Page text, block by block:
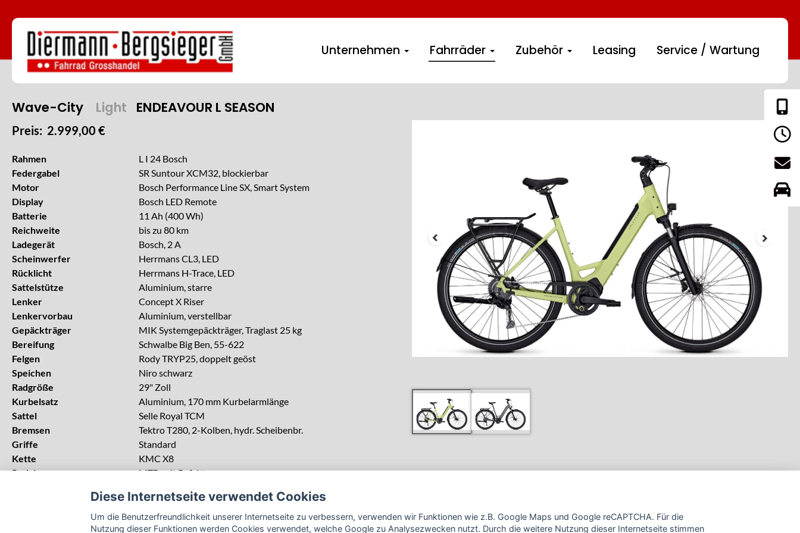
Unternehmen Fahrräder Zubehör Leasing Service / Wartung
Wave-City Light ENDEAVOUR L SEASON
Preis: 2.999,00 €
Rahmen
L I 24 Bosch
Federgabel
SR Suntour XCM32, blockierbar
Motor
Bosch Performance Line SX, Smart System
Display
Bosch LED Remote
Batterie
11 Ah (400 Wh)
Reichweite
bis zu 80 km
Ladegerät
Bosch, 2 A
Scheinwerfer
Herrmans CL3, LED
Rücklicht
Herrmans H-Trace, LED
Sattelstütze
Aluminium, starre
Lenker
Concept X Riser
Lenkervorbau
Aluminium, verstellbar
Gepäckträger
MIK Systemgepäckträger, Traglast 25 kg
Bereifung
Schwalbe Big Ben, 55-622
Felgen
Rody TRYP25, doppelt geöst
Speichen
Niro schwarz
Radgröße
29" Zoll
Kurbelsatz
Aluminium, 170 mm Kurbelarmlänge
Sattel
Selle Royal TCM
Bremsen
Tektro T280, 2-Kolben, hydr. Scheibenbr.
Griffe
Standard
Kette
KMC X8
Pedalen
MTB, mit Refektor
9 Gg. Kettenschaltung, Shimano Cues
zul. Gesamtgewicht
130 kg
50 cm, 55 cm, 60 cm
Diese Internetseite verwendet Cookies
Um die Benutzerfreundlichkeit unserer Internetseite zu verbessern, verwenden wir Funktionen wie z.B. Google Maps und Google reCAPTCHA. Für die
Nutzung dieser Funktionen werden Cookies verwendet, welche Google zu Analysezwecken nutzt. Durch die weitere Nutzung dieser Internetseite stimmen